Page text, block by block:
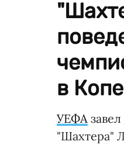
в
УЕФА
"Шахтера"